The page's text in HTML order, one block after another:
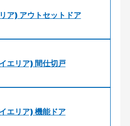
ア) アウトセットドア
エリア) 間仕切戸
エリア) 機能ドア